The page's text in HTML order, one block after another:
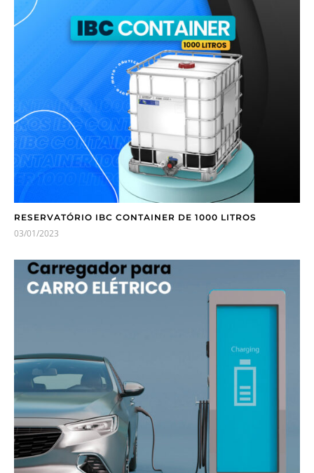
RESERVATÓRIO IBC CONTAINER DE 1000 LITROS
03/01/2023